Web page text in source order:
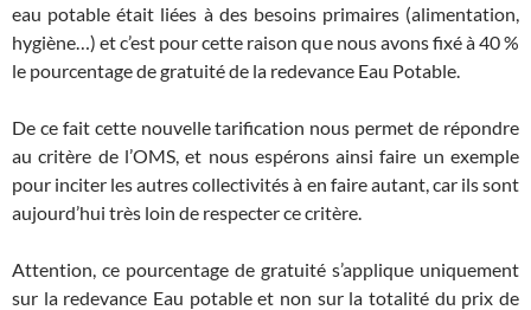
eau potable était liées à des besoins primaires (alimentation,
hygiène…) et c’est pour cette raison que nous avons fixé à 40 %
le pourcentage de gratuité de la redevance Eau Potable.
De ce fait cette nouvelle tarification nous permet de répondre
au critère de l’OMS, et nous espérons ainsi faire un exemple
pour inciter les autres collectivités à en faire autant, car ils sont
aujourd’hui très loin de respecter ce critère.
Attention, ce pourcentage de gratuité s’applique uniquement
sur la redevance Eau potable et non sur la totalité du prix de